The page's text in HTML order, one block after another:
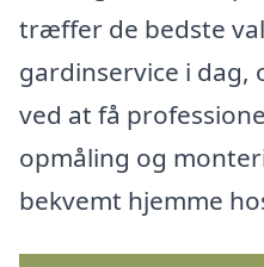
træffer de bedste
gardinservice i dag,
ved at få
opmåling og
bekvemt hjemme